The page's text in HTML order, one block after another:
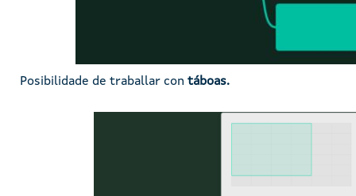
Posibilidade de traballar con táboas.